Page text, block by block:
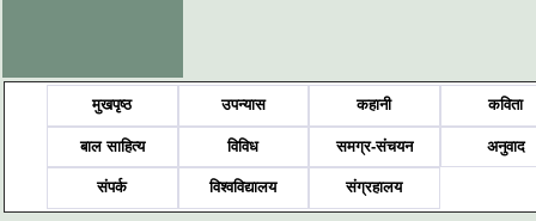
मुखपृष्ठ उपन्यास कहानी कविता
बाल साहित्य विविध समग्र-संचयन अनुवाद
संपर्क विश्वविद्यालय संग्रहालय